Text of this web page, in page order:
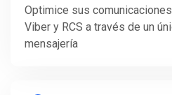
Optimice sus
Viber y RCS a través de un
mensajería